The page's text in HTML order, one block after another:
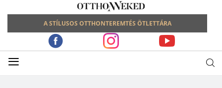
A STÍLUSOS OTTHONTEREMTÉS ÖTLETTÁRA
≡